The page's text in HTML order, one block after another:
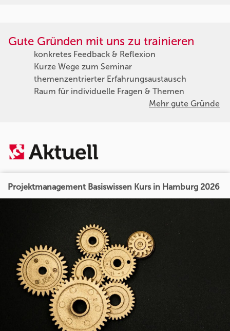
Gute Gründen mit uns zu trainieren
konkretes Feedback & Reflexion
Kurze Wege zum Seminar
themenzentrierter Erfahrungsaustausch
Raum für individuelle Fragen & Themen
Mehr gute Gründe
Projektmanagement Basiswissen Kurs in Hamburg 2026